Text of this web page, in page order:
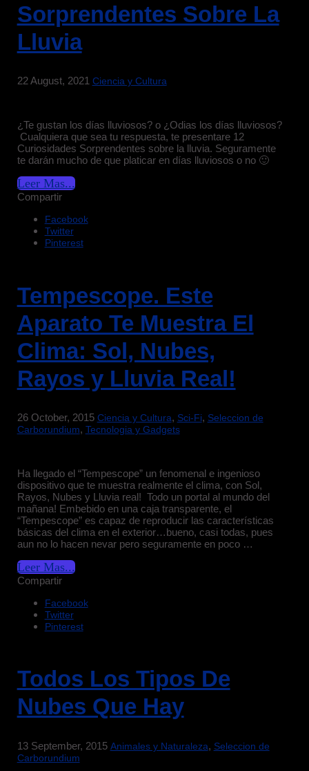
Sorprendentes Sobre La
Lluvia
22 August, 2021 Ciencia y Cultura
¿Te gustan los días lluviosos? o ¿Odias los días lluviosos?
Cualquiera que sea tu respuesta, te presentare 12
Curiosidades Sorprendentes sobre la lluvia. Seguramente
te darán mucho de que platicar en días lluviosos o no 🙂
Leer Mas...
Compartir
Facebook
Twitter
Pinterest
Tempescope. Este
Aparato Te Muestra El
Clima: Sol, Nubes,
Rayos y Lluvia Real!
26 October, 2015 Ciencia y Cultura, Sci-Fi, Seleccion de
Carborundium, Tecnologia y Gadgets
Ha llegado el “Tempescope” un fenomenal e ingenioso
dispositivo que te muestra realmente el clima, con Sol,
Rayos, Nubes y Lluvia real! Todo un portal al mundo del
mañana! Embebido en una caja transparente, el
“Tempescope” es capaz de reproducir las características
básicas del clima en el exterior…bueno, casi todas, pues
aun no lo hacen nevar pero seguramente en poco …
Leer Mas...
Compartir
Facebook
Twitter
Pinterest
Todos Los Tipos De
Nubes Que Hay
13 September, 2015 Animales y Naturaleza, Seleccion de
Carborundium